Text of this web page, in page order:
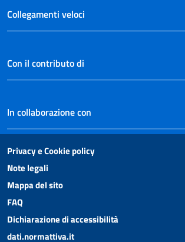
Collegamenti veloci
Con il contributo di
In collaborazione con
Privacy e Cookie policy
Note legali
Mappa del sito
FAQ
Dichiarazione di accessibilità
dati.normattiva.it